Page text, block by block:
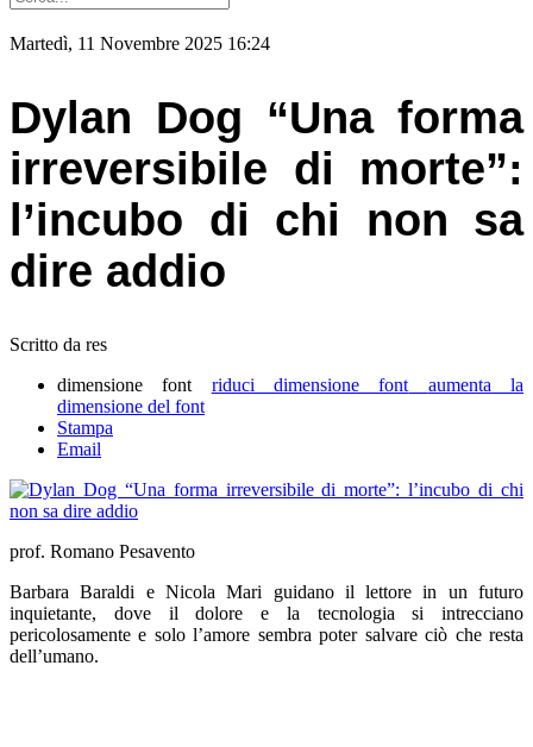
Martedì, 11 Novembre 2025 16:24
Dylan Dog “Una forma
irreversibile di morte”:
l’incubo di chi non sa
dire addio
Scritto da res
dimensione font
riduci dimensione font
aumenta la
dimensione del font
Stampa
Email
prof. Romano Pesavento
Barbara Baraldi e Nicola Mari guidano il lettore in un futuro
inquietante, dove il dolore e la tecnologia si intrecciano
pericolosamente e solo l’amore sembra poter salvare ciò che resta
dell’umano.